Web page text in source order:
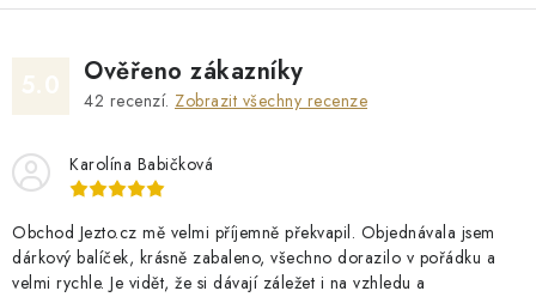
Ověřeno zákazníky
42 recenzí. Zobrazit všechny recenze
Karolína Babičková
Obchod Jezto.cz mě velmi příjemně překvapil. Objednávala jsem
dárkový balíček, krásně zabaleno, všechno dorazilo v pořádku a
velmi rychle. Je vidět, že si dávají záležet i na vzhledu a